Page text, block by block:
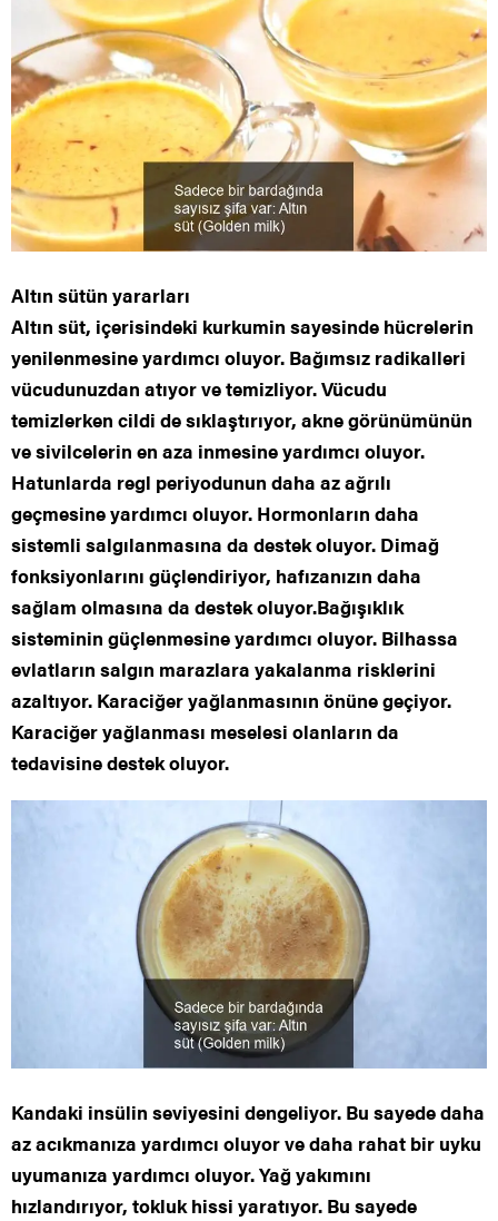
Altın sütün yararları
Altın süt, içerisindeki kurkumin sayesinde hücrelerin
yenilenmesine yardımcı oluyor. Bağımsız radikalleri
vücudunuzdan atıyor ve temizliyor. Vücudu
temizlerken cildi de sıklaştırıyor, akne görünümünün
ve sivilcelerin en aza inmesine yardımcı oluyor.
Hatunlarda regl periyodunun daha az ağrılı
geçmesine yardımcı oluyor. Hormonların daha
sistemli salgılanmasına da destek oluyor. Dimağ
fonksiyonlarını güçlendiriyor, hafızanızın daha
sağlam olmasına da destek oluyor.Bağışıklık
sisteminin güçlenmesine yardımcı oluyor. Bilhassa
evlatların salgın marazlara yakalanma risklerini
azaltıyor. Karaciğer yağlanmasının önüne geçiyor.
Karaciğer yağlanması meselesi olanların da
tedavisine destek oluyor.
Kandaki insülin seviyesini dengeliyor. Bu sayede daha
az acıkmanıza yardımcı oluyor ve daha rahat bir uyku
uyumanıza yardımcı oluyor. Yağ yakımını
hızlandırıyor, tokluk hissi yaratıyor. Bu sayede